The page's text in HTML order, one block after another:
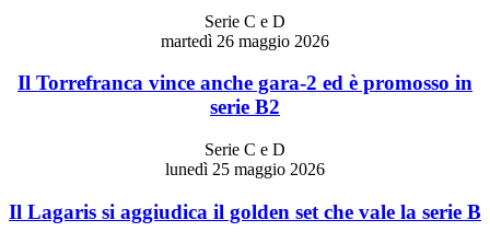
Serie C e D
martedì 26 maggio 2026
Il Torrefranca vince anche gara-2 ed è promosso in
serie B2
Serie C e D
lunedì 25 maggio 2026
Il Lagaris si aggiudica il golden set che vale la serie B